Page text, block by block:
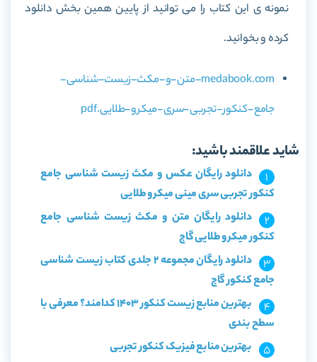
نمونه ی این کتاب را می توانید از پایین همین بخش دانلود
کرده و بخوانید.
medabook.com-متن-و-مکث-زیست-شناسی-
جامع-کنکور-تجربی-سری-میکرو-طلایی.pdf
شاید علاقمند باشید:
دانلود رایگان عکس و مکث زیست شناسی جامع
کنکور تجربی سری مینی میکرو طلایی
دانلود رایگان متن و مکث زیست شناسی جامع
کنکور میکرو طلایی گاج
دانلود رایگان مجموعه 2 جلدی کتاب زیست شناسی
جامع کنکور گاج
بهترین منابع زیست کنکور 1403 کدامند؟ معرفی با
سطح بندی
بهترین منابع فیزیک کنکور تجربی